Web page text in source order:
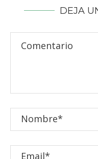
DEJA